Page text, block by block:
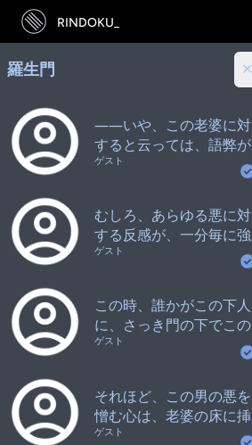
RINDOKU_
羅生門 ✕
――いや、この老婆に対
すると云っては、語弊が
あるかも知れない。
ゲスト
むしろ、あらゆる悪に対
する反感が、一分毎に強
さを増して来たのであ
ゲスト
この時、誰かがこの下人
に、さっき門の下でこの
男が考えていた、饑死を
するか盗人になるかと云
たら、恐らく下人は、何
の未練もなく、饑死を選
ゲスト
それほど、この男の悪を
憎む心は、老婆の床に挿
した松の木片のように、
ゲスト